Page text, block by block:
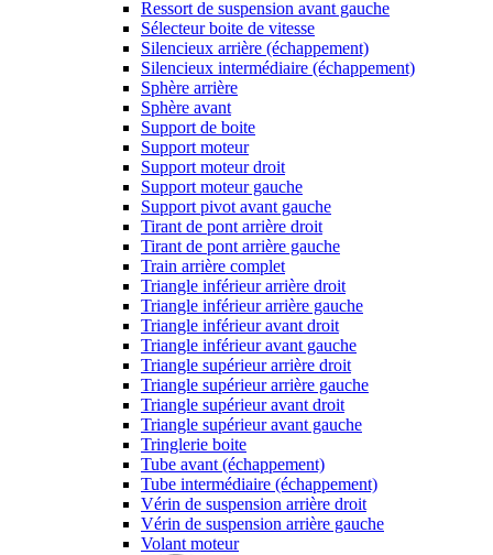
Ressort de suspension avant gauche
Sélecteur boite de vitesse
Silencieux arrière (échappement)
Silencieux intermédiaire (échappement)
Sphère arrière
Sphère avant
Support de boite
Support moteur
Support moteur droit
Support moteur gauche
Support pivot avant gauche
Tirant de pont arrière droit
Tirant de pont arrière gauche
Train arrière complet
Triangle inférieur arrière droit
Triangle inférieur arrière gauche
Triangle inférieur avant droit
Triangle inférieur avant gauche
Triangle supérieur arrière droit
Triangle supérieur arrière gauche
Triangle supérieur avant droit
Triangle supérieur avant gauche
Tringlerie boite
Tube avant (échappement)
Tube intermédiaire (échappement)
Vérin de suspension arrière droit
Vérin de suspension arrière gauche
Volant moteur